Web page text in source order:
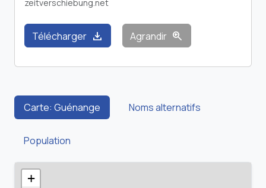
zeitverschiebung.net
Télécharger download Agrandir zoom_in
Carte: Guénange Noms alternatifs
Population
+